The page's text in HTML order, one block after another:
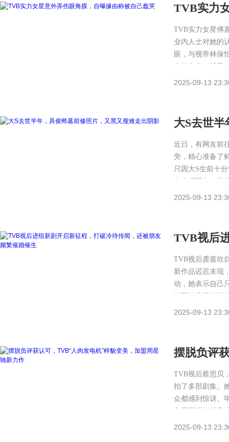
TVB实力
TVB实力女星傅
业内人士对她的
眼，与视帝林保
2025-09-13
大S去世
近日，有网友前
旁，精心准备了
只因大S生前十
2025-09-13
TVB视后
TVB视后龚嘉欣
新作品迟迟未现
动，她表示自己
2025-09-13
摆脱负评
TVB视后蔡思贝
拍了多部剧集。
众都感到惊讶。
2025-09-13